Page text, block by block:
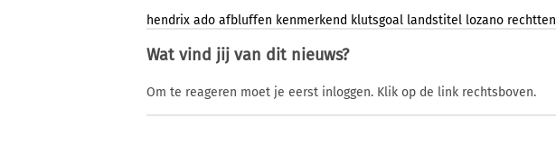
hendrix ado afbluffen kenmerkend klutsgoal landstitel lozano rechtten
Wat vind jij van dit nieuws?
Om te reageren moet je eerst inloggen. Klik op de link rechtsboven.